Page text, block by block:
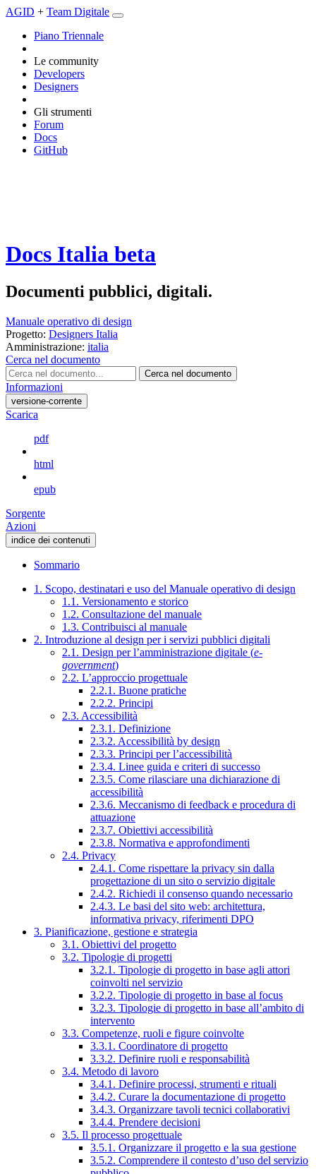
AGID + Team Digitale
Piano Triennale
Le community
Developers
Designers
Gli strumenti
Forum
Docs
GitHub
Docs Italia beta
Documenti pubblici, digitali.
Manuale operativo di design
Progetto: Designers Italia
Amministrazione: italia
Cerca nel documento
Cerca nel documento
Informazioni
versione-corrente
Scarica
pdf
html
epub
Sorgente
Azioni
indice dei contenuti
Sommario
1. Scopo, destinatari e uso del Manuale operativo di design
1.1. Versionamento e storico
1.2. Consultazione del manuale
1.3. Contribuisci al manuale
2. Introduzione al design per i servizi pubblici digitali
2.1. Design per l’amministrazione digitale (e-
government)
2.2. L’approccio progettuale
2.2.1. Buone pratiche
2.2.2. Principi
2.3. Accessibilità
2.3.1. Definizione
2.3.2. Accessibilità by design
2.3.3. Principi per l’accessibilità
2.3.4. Linee guida e criteri di successo
2.3.5. Come rilasciare una dichiarazione di
accessibilità
2.3.6. Meccanismo di feedback e procedura di
attuazione
2.3.7. Obiettivi accessibilità
2.3.8. Normativa e approfondimenti
2.4. Privacy
2.4.1. Come rispettare la privacy sin dalla
progettazione di un sito o servizio digitale
2.4.2. Richiedi il consenso quando necessario
2.4.3. Le basi del sito web: architettura,
informativa privacy, riferimenti DPO
3. Pianificazione, gestione e strategia
3.1. Obiettivi del progetto
3.2. Tipologie di progetti
3.2.1. Tipologie di progetto in base agli attori
coinvolti nel servizio
3.2.2. Tipologie di progetto in base al focus
3.2.3. Tipologie di progetto in base all’ambito di
intervento
3.3. Competenze, ruoli e figure coinvolte
3.3.1. Coordinatore di progetto
3.3.2. Definire ruoli e responsabilità
3.4. Metodo di lavoro
3.4.1. Definire processi, strumenti e rituali
3.4.2. Curare la documentazione di progetto
3.4.3. Organizzare tavoli tecnici collaborativi
3.4.4. Prendere decisioni
3.5. Il processo progettuale
3.5.1. Organizzare il progetto e la sua gestione
3.5.2. Comprendere il contesto d’uso del servizio